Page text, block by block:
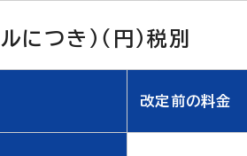
つき）（円）税別
改定前の料金